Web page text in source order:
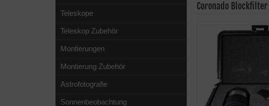
Coronado
Teleskope
Teleskop Zubehör
Montierungen
Montierung Zubehör
Astrofotografie
Sonnenbeobachtung